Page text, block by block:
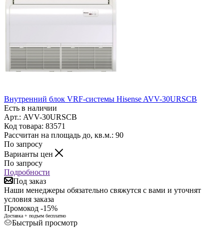
Внутренний блок VRF-системы Hisense AVV-30URSCB
Есть в наличии
Арт.: AVV-30URSCB
Код товара: 83571
Рассчитан на площадь до, кв.м.: 90
По запросу
Варианты цен
По запросу
Подробности
Под заказ
Наши менеджеры обязательно свяжутся с вами и уточнят
условия заказа
Промокод -15%
Доставка + подъем бесплатно
Быстрый просмотр